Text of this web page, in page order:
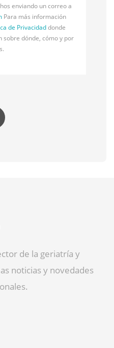
enviando un correo a
Para más información
de Privacidaddonde
dónde, cómo y por
de la geriatría y
noticias y novedades